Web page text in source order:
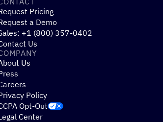
Pricing
a Demo
+1 (800) 357-0402
Us
Us
Policy
Opt-Out
Center